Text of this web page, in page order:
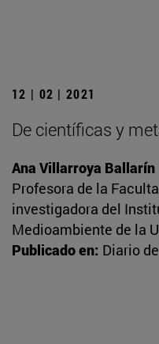
12 | 02 | 2021
De científicas y
Ana Villarroya Ballarín
Profesora de la
investigadora del
Medioambiente de la
Publicado en: Diario